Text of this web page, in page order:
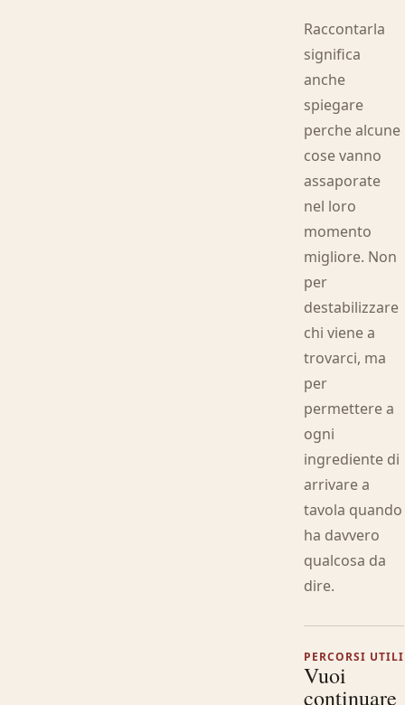
Raccontarla
significa
anche
spiegare
perche alcune
cose vanno
assaporate
nel loro
momento
migliore. Non
per
destabilizzare
chi viene a
trovarci, ma
per
permettere a
ogni
ingrediente di
arrivare a
tavola quando
ha davvero
qualcosa da
dire.
PERCORSI UTILI
Vuoi
continuare